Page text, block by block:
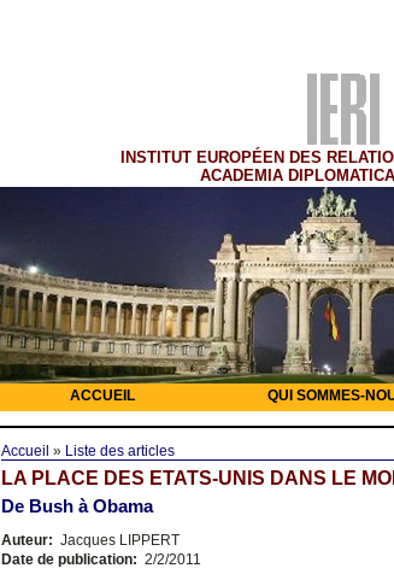
INSTITUT EUROPÉEN DES
ACADEMIA
ACCUEIL QUI SOMMES-
Accueil » Liste des articles
LA PLACE DES ETATS-UNIS DANS LE
De Bush à Obama
Auteur: Jacques LIPPERT
Date de publication: 2/2/2011